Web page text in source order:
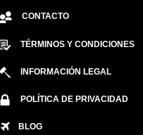
CONTACTO
TÉRMINOS Y CONDICIONES
INFORMACIÓN LEGAL
POLÍTICA DE PRIVACIDAD
BLOG